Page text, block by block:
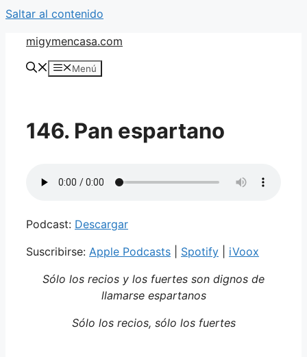
Saltar al contenido
migymencasa.com
Menú
146. Pan espartano
Podcast: Descargar
Suscribirse: Apple Podcasts Spotify
iVoox
Sólo los recios y los fuertes son dignos de
llamarse espartanos
Sólo los recios, sólo los fuertes